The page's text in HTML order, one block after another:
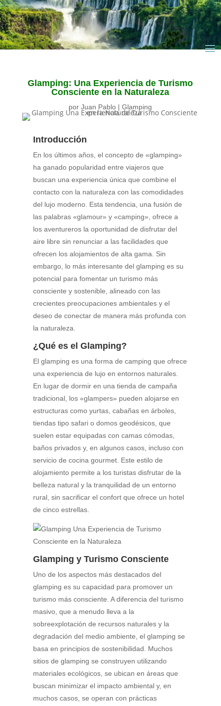
Glamping: Una Experiencia de Turismo
Consciente en la Naturaleza
porJuan Pablo |Glamping
Introducción
En los últimos años, el concepto de «glamping»
ha ganado popularidad entre viajeros que
buscan una experiencia única que combine el
contacto con la naturaleza con las comodidades
del lujo moderno. Esta tendencia, una fusión de
las palabras «glamour» y «camping», ofrece a
los aventureros la oportunidad de disfrutar del
aire libre sin renunciar a las facilidades que
ofrecen los alojamientos de alta gama. Sin
embargo, lo más interesante del glamping es su
potencial para fomentar un turismo más
consciente y sostenible, alineado con las
crecientes preocupaciones ambientales y el
deseo de conectar de manera más profunda con
la naturaleza.
¿Qué es el Glamping?
El glamping es una forma de camping que ofrece
una experiencia de lujo en entornos naturales.
En lugar de dormir en una tienda de campaña
tradicional, los «glampers» pueden alojarse en
estructuras como yurtas, cabañas en árboles,
tiendas tipo safari o domos geodésicos, que
suelen estar equipadas con camas cómodas,
baños privados y, en algunos casos, incluso con
servicio de cocina gourmet. Este estilo de
alojamiento permite a los turistas disfrutar de la
belleza natural y la tranquilidad de un entorno
rural, sin sacrificar el confort que ofrece un hotel
de cinco estrellas.
Glamping y Turismo Consciente
Uno de los aspectos más destacados del
glamping es su capacidad para promover un
turismo más consciente. A diferencia del turismo
masivo, que a menudo lleva a la
sobreexplotación de recursos naturales y la
degradación del medio ambiente, el glamping se
basa en principios de sostenibilidad. Muchos
sitios de glamping se construyen utilizando
materiales ecológicos, se ubican en áreas que
buscan minimizar el impacto ambiental y, en
muchos casos, se operan con prácticas